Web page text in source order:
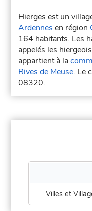
Hierges est un
Ardennes en région
164 habitants. Les
appelés les
appartient à la
Rives de Meuse. Le
08320.
Villes et